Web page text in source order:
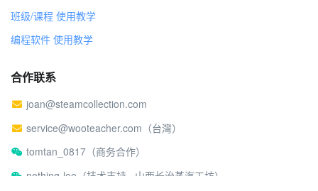
班级/课程 使用教学
编程软件 使用教学
合作联系
joan@steamcollection.com
service@wooteacher.com（台灣）
tomtan_0817（商务合作）
nothing-lee（技术支持 · 山西长治蒸汽工坊）